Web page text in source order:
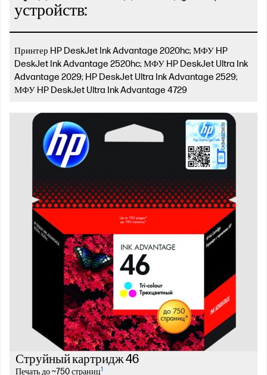
устройств:
Принтер HP DeskJet Ink Advantage 2020hc; МФУ HP
DeskJet Ink Advantage 2520hc; МФУ HP DeskJet Ultra Ink
Advantage 2029; HP DeskJet Ultra Ink Advantage 2529;
МФУ HP DeskJet Ultra Ink Advantage 4729
Струйный картридж 46
Печать до ~750 страниц1